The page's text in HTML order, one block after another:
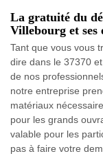
La gratuité du
Villebourg et ses
Tant que vous vous
dire dans le 37370
de nos
notre entreprise
matériaux
pour les grands
valable pour les
pas à faire votre